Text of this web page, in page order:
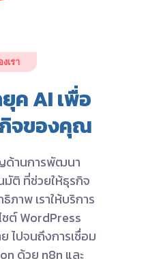
เรา
ค AI เพื่อ
จของคุณ
ด้านการพัฒนา
มัติ ที่ช่วยให้ธุรกิจ
ภาพ เราให้บริการ
ซต์ WordPress
ไปจนถึงการเชื่อม
ด้วย n8n และ